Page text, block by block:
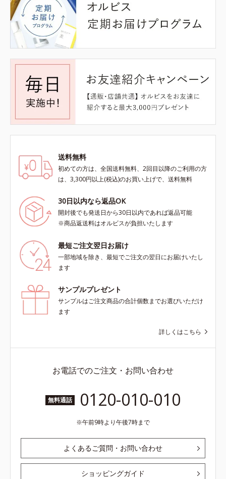
送料無料
初めての方は、全国送料無料、2回目以降のご利用の方
は、3,300円以上(税込)のお買い上げで、送料無料
30日以内なら返品OK
開封後でも発送日から30日以内であれば返品可能
※商品返送料はオルビスが負担いたします
最短ご注文翌日お届け
一部地域を除き、最短でご注文の翌日にお届けいたし
ます
サンプルプレゼント
サンプルはご注文商品の合計個数までお選びいただけ
ます
詳しくはこちら
お電話でのご注文・お問い合わせ
無料通話 0120-010-010
午前9時より午後7時まで
よくあるご質問・お問い合わせ
ショッピングガイド